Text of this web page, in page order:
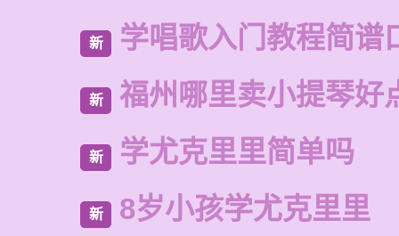
新 学唱歌入门教程简谱
新 福州哪里卖小提琴好
新 学尤克里里简单吗
新 8岁小孩学尤克里里